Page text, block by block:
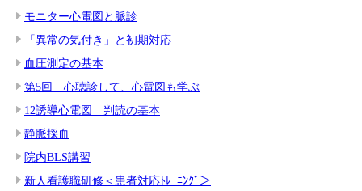
モニター心電図と脈診
「異常の気付き」と初期対応
血圧測定の基本
第5回 心聴診して、心電図も学ぶ
12誘導心電図 判読の基本
静脈採血
院内BLS講習
新人看護職研修＜患者対応ﾄﾚｰﾆﾝｸﾞ＞